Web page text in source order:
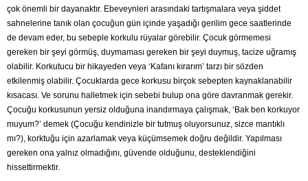
çok önemli bir dayanaktır. Ebeveynleri arasındaki tartışmalara veya şiddet
sahnelerine tanık olan çocuğun gün içinde yaşadığı gerilim gece saatlerinde
de devam eder, bu sebeple korkulu rüyalar görebilir. Çocuk görmemesi
gereken bir şeyi görmüş, duymaması gereken bir şeyi duymuş, tacize uğramış
olabilir. Korkutucu bir hikayeden veya ‘Kafanı kırarım’ tarzı bir sözden
etkilenmiş olabilir. Çocuklarda gece korkusu birçok sebepten kaynaklanabilir
kısacası. Ve sorunu halletmek için sebebi bulup ona göre davranmak gerekir.
Çocuğu korkusunun yersiz olduğuna inandırmaya çalışmak, ‘Bak ben korkuyor
muyum?’ demek (Çocuğu kendinizle bir tutmuş oluyorsunuz, sizce mantıklı
mı?), korktuğu için azarlamak veya küçümsemek doğru değildir. Yapılması
gereken ona yalnız olmadığını, güvende olduğunu, desteklendiğini
hissettirmektir.